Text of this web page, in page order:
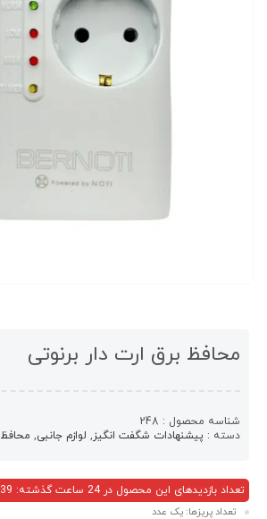
محافظ برق ارت دار برنوتی
شناسه محصول : 248
دسته : پیشنهادات شگفت انگیز, لوازم جانبی, محافظ
تعداد بازدیدهای این محصول در 24 ساعت گذشته: 139
تعداد پریزها: یک عدد